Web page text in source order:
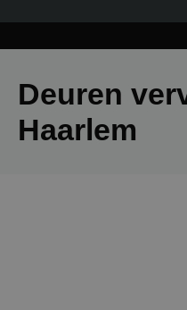
Deuren
Haarlem